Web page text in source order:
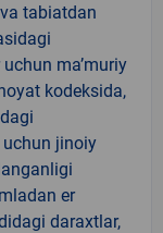
tabiatdan
ma’muriy
kodeksida,
jinoiy
er
daraxtlar,